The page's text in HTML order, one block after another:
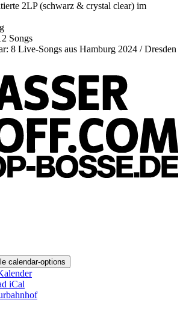
2LP (schwarz & crystal clear) im
Songs
8 Live-Songs aus Hamburg 2024 / Dresden
calendar-options
iCal